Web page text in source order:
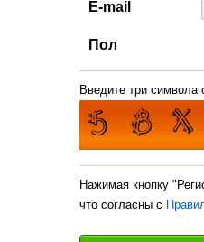
E-mail
Пол
Введите три символа
Нажимая кнопку
что согласны с